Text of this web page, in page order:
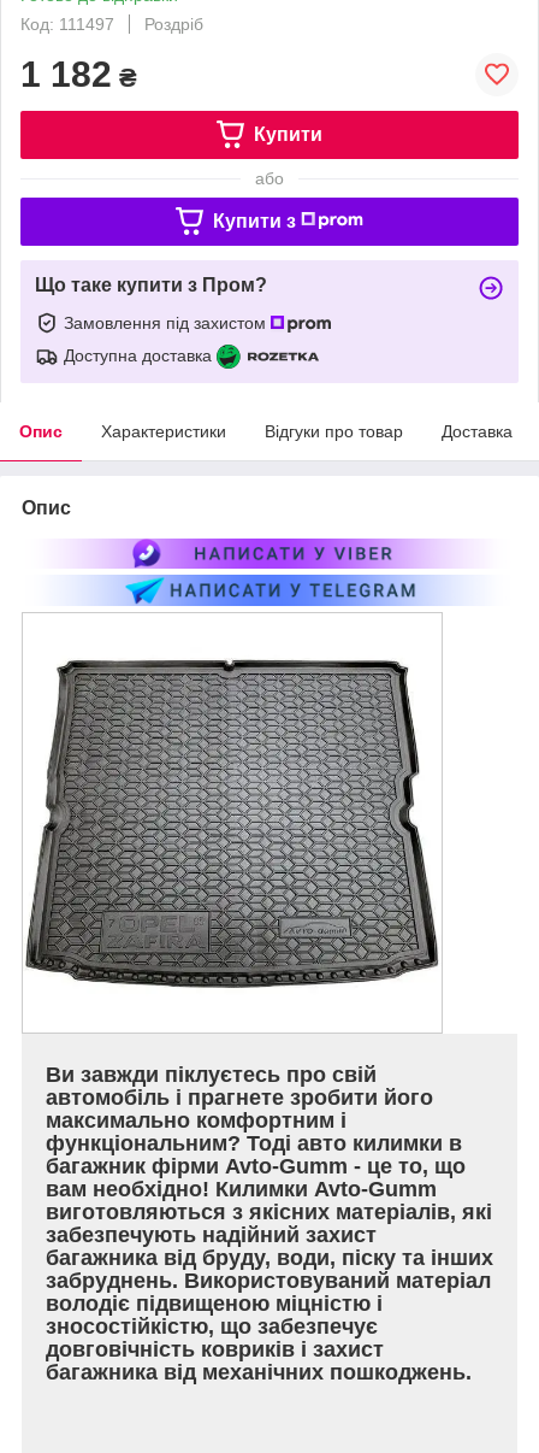
Код: 111497
Роздріб
1 182 ₴
Купити
або
Купити з
Що таке купити з Пром?
Замовлення під захистом
Доступна доставка
Опис Характеристики Відгуки про товар Доставка
Опис
Ви завжди піклуєтесь про свій
автомобіль і прагнете зробити його
максимально комфортним і
функціональним? Тоді авто килимки в
багажник фірми Avto-Gumm - це то, що
вам необхідно! Килимки Avto-Gumm
виготовляються з якісних матеріалів, які
забезпечують надійний захист
багажника від бруду, води, піску та інших
забруднень. Використовуваний матеріал
володіє підвищеною міцністю і
зносостійкістю, що забезпечує
довговічність ковриків і захист
багажника від механічних пошкоджень.